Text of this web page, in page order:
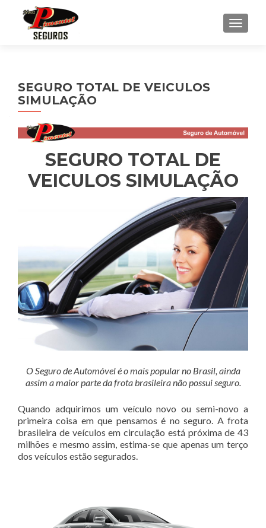
SEGURO TOTAL DE VEICULOS
SIMULAÇÃO
SEGURO TOTAL DE
VEICULOS SIMULAÇÃO
O Seguro de Automóvel é o mais popular no Brasil, ainda
assim a maior parte da frota brasileira não possui seguro.
Quando adquirimos um veículo novo ou semi-novo a
primeira coisa em que pensamos é no seguro. A frota
brasileira de veículos em circulação está próxima de 43
milhões e mesmo assim, estima-se que apenas um terço
dos veículos estão segurados.